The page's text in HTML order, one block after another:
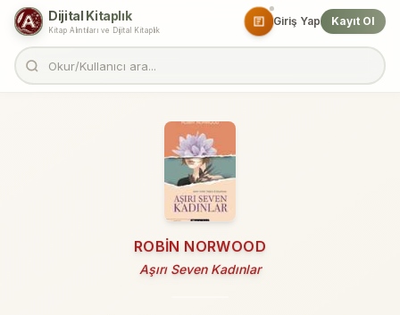
Dijital Kitaplık
Kitap Alıntıları ve Dijital Kitaplık
Giriş Yap Kayıt Ol
ROBIN NORWOOD
Aşırı Seven Kadınlar